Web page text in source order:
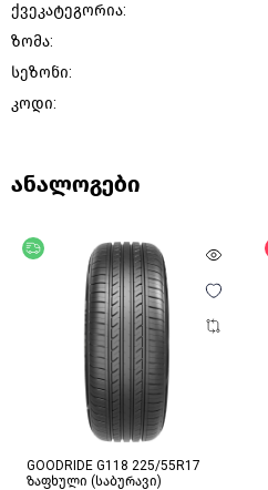
ქვეკატეგორია:
ზომა:
სეზონი:
კოდი:
ანალოგები
უფასო მიწოდება
GOODRIDE G118 225/55R17
ზაფხული (საბურავი)